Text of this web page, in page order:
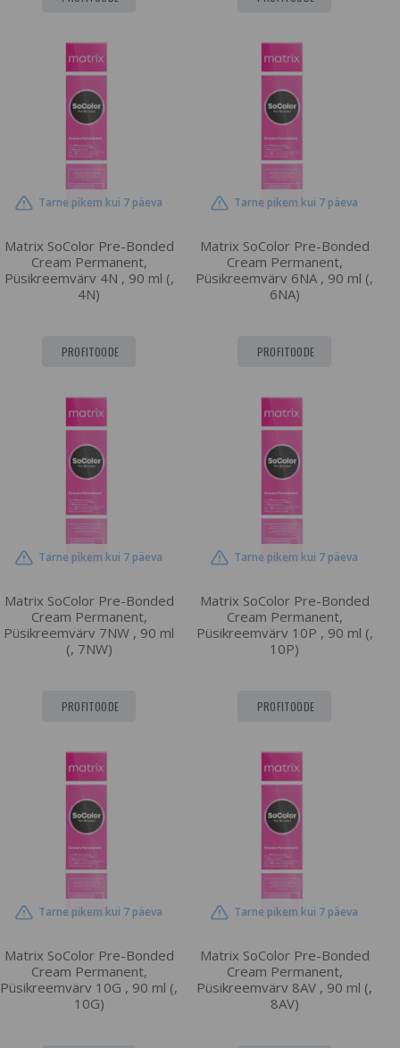
Tarne pikem kui 7 päeva
Matrix SoColor Pre-Bonded
Cream Permanent,
Püsikreemvärv 4N , 90 ml (,
4N)
PROFITOODE
Tarne pikem kui 7 päeva
Matrix SoColor Pre-Bonded
Cream Permanent,
Püsikreemvärv 6NA , 90 ml (,
6NA)
PROFITOODE
Tarne pikem kui 7 päeva
Matrix SoColor Pre-Bonded
Cream Permanent,
Püsikreemvärv 7NW , 90 ml
(, 7NW)
PROFITOODE
Tarne pikem kui 7 päeva
Matrix SoColor Pre-Bonded
Cream Permanent,
Püsikreemvärv 10P , 90 ml (,
10P)
PROFITOODE
Tarne pikem kui 7 päeva
Matrix SoColor Pre-Bonded
Cream Permanent,
Püsikreemvärv 10G , 90 ml (,
10G)
Tarne pikem kui 7 päeva
Matrix SoColor Pre-Bonded
Cream Permanent,
Püsikreemvärv 8AV , 90 ml (,
8AV)